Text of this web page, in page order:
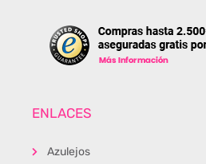
ENLACES
Azulejos